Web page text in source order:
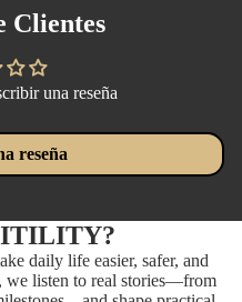
Clientes
una reseña
reseña
daily life easier, safer, and
listen to real stories—from